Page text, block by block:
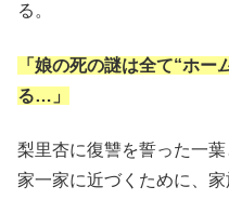
る。
「娘の死の謎は全て“ホ
る…」
梨里杏に復讐を誓った一
家一家に近づくために、